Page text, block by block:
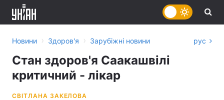
Новини › Здоров'я › Зарубіжні новини рус
Стан здоров'я Саакашвілі
критичний - лікар
СВІТЛАНА ЗАКЕЛОВА